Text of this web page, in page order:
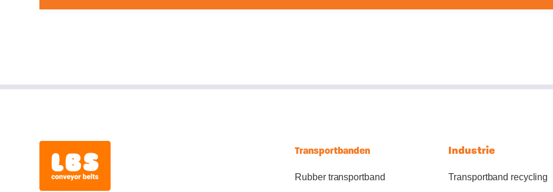
Transportbanden
Rubber transportband
Industrie
Transportband recycling